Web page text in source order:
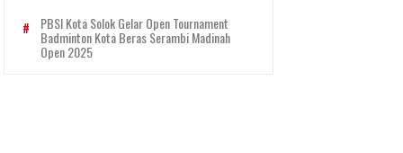
PBSI Kota Solok Gelar Open Tournament
Badminton Kota Beras Serambi Madinah
Open 2025